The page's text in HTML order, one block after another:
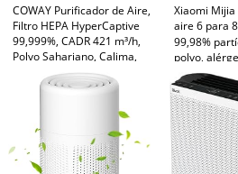
COWAY Purificador de Aire,
Filtro HEPA HyperCaptive
99,999%, CADR 421 m³/h,
Polvo Sahariano, Calima,
Polen, Alergias, Mascotas,
Modo Eco, Wirecutter Top
Mighty AP-1512HH, Blanco
Xiaomi
aire 6 para
99,98%
polvo,
humo,
modo sueño
blanco